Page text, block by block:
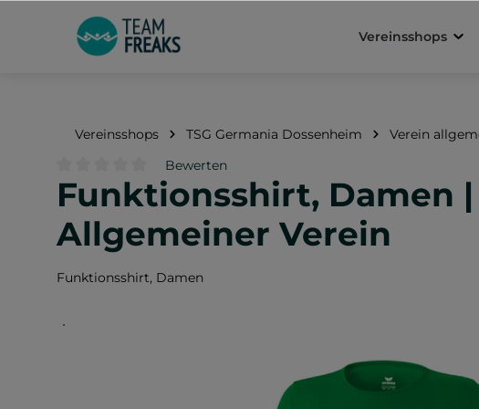
Zur Hauptnavigation springen
Vereinsshops
Vereinsshops TSG Germania Dossenheim Verein
Durchschnittliche Bewertung von 0 von 5 Sternen
Bewerten
Funktionsshirt, Damen |
Allgemeiner Verein
Funktionsshirt, Damen